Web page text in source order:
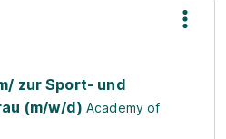
zur Sport- und
(m/w/d) Academy of